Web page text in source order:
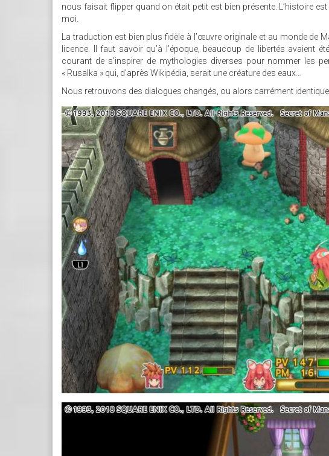
nous faisait flipper quand on était petit est bien présente. L’histoire
moi.
La traduction est bien plus fidèle à l’œuvre originale et au monde de
licence. Il faut savoir qu’à l’époque, beaucoup de libertés avaient
courant de s’inspirer de mythologies diverses pour nommer les
« Rusalka » qui, d’après Wikipédia, serait une créature des eaux…
Nous retrouvons des dialogues changés, ou alors carrément
26.JPG
25.JPG